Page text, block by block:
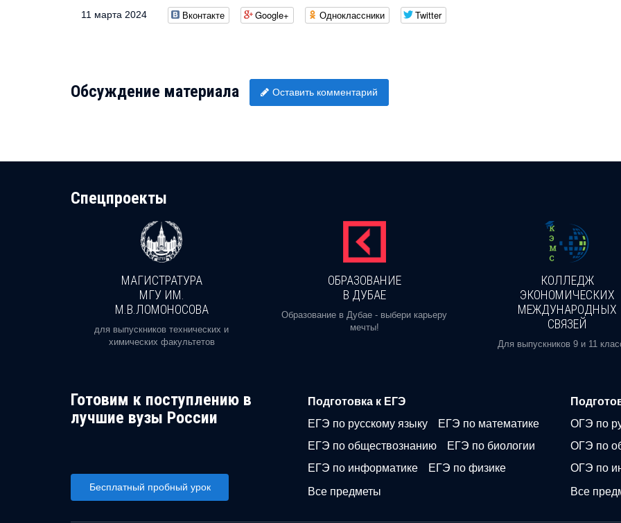
11 марта 2024 Вконтакте Google+ Одноклассники Twitter
Обсуждение материала Оставить комментарий
Cпецпроекты
МАГИСТРАТУРА
МГУ ИМ.
М.В.ЛОМОНОСОВА
для выпускников технических и
химических факультетов
ОБРАЗОВАНИЕ
В ДУБАЕ
Образование в Дубае - выбери карьеру
мечты!
КОЛЛЕДЖ
ЭКОНОМИЧЕСКИХ
МЕЖДУНАРОДНЫХ
СВЯЗЕЙ
Для выпускников 9 и 11
Готовим к поступлению в
лучшие вузы России
Бесплатный пробный урок
Подготовка к ЕГЭ
ЕГЭ по русскому языку
ЕГЭ по математике
ЕГЭ по обществознанию
ЕГЭ по биологии
ЕГЭ по информатике
ЕГЭ по физике
Все предметы
ОГЭ по
ОГЭ по
ОГЭ по
Все